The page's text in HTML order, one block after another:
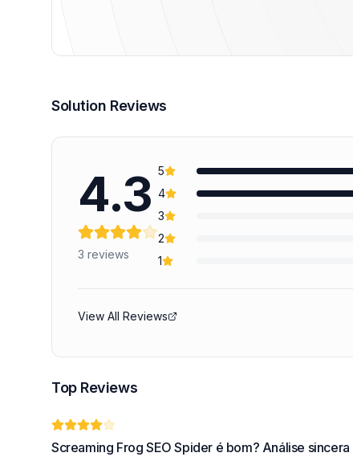
Solution Reviews
4.3
3 reviews
5
4
3
2
1
View All Reviews
Top Reviews
Screaming Frog SEO Spider é bom? Análise sincera